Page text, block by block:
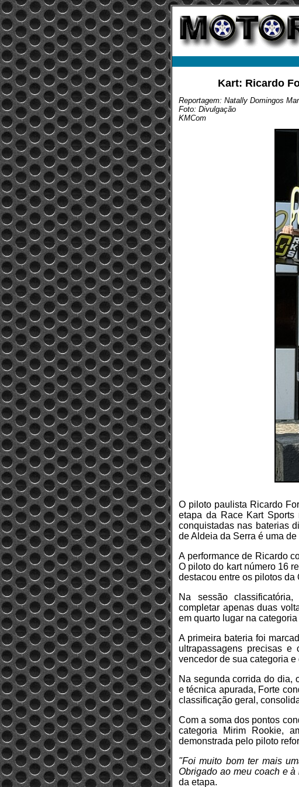
Kart: Ricardo
Reportagem: Natally Domingos
Foto: Divulgação
KMCom
O piloto paulista Ricardo
etapa da Race Kart
conquistadas nas baterias
de Aldeia da Serra é uma
A performance de Ricardo
O piloto do kart número 16
destacou entre os pilotos
Na sessão
completar apenas duas
em quarto lugar na
A primeira bateria foi
ultrapassagens precisas e
vencedor de sua categoria
Na segunda corrida do dia,
e técnica apurada, Forte
classificação geral,
Com a soma dos pontos
categoria Mirim Rookie,
demonstrada pelo piloto
"Foi muito bom ter mais
Obrigado ao meu coach e à
da etapa.